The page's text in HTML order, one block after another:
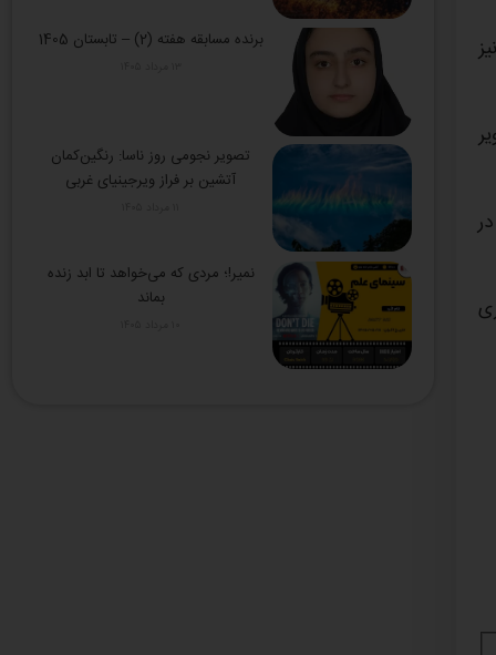
برنده مسابقه هفته (2) – تابستان 1405
تصویر نجومی روز ناسا: رنگین‌کمان
آتشین بر فراز ویرجینیای غربی
نمیر!؛ مردی که می‌خواهد تا ابد زنده
بماند